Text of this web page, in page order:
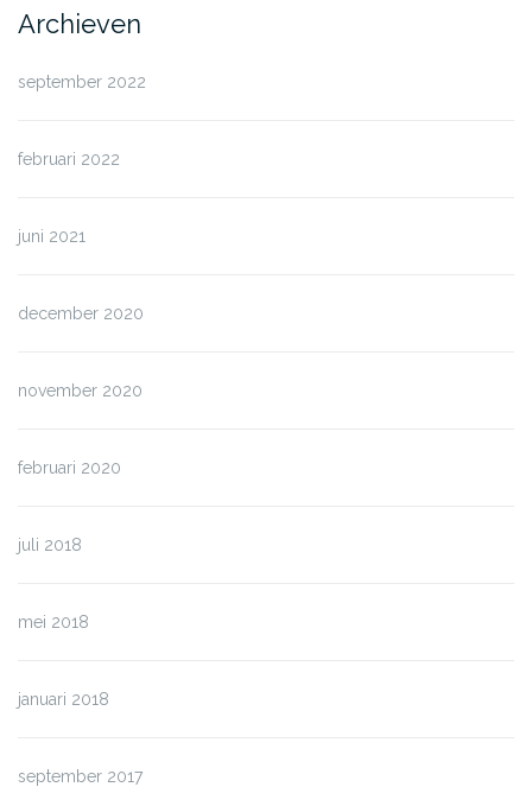
Archieven
september 2022
februari 2022
juni 2021
december 2020
november 2020
februari 2020
juli 2018
mei 2018
januari 2018
september 2017